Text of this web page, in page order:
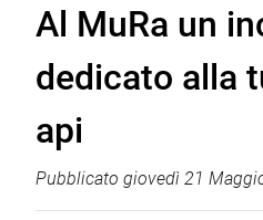
Al MuRa un
dedicato alla
api
Pubblicato giovedì 21